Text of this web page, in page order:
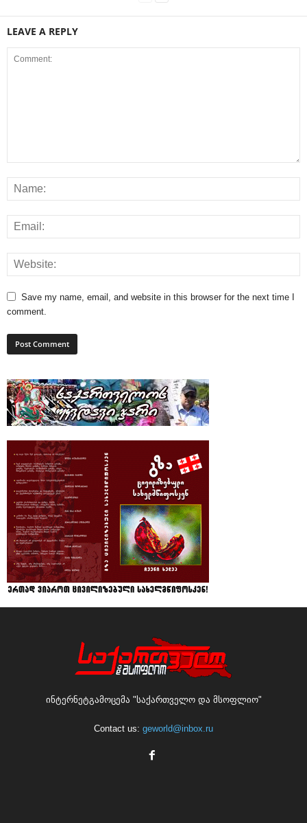
LEAVE A REPLY
Save my name, email, and website in this browser for the next time I
comment.
ინტერნეტგამოცემა "საქართველო და მსოფლიო"
Contact us: geworld@inbox.ru